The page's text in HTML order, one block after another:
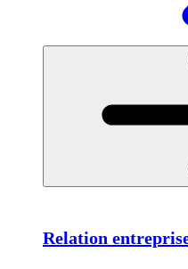
Relation